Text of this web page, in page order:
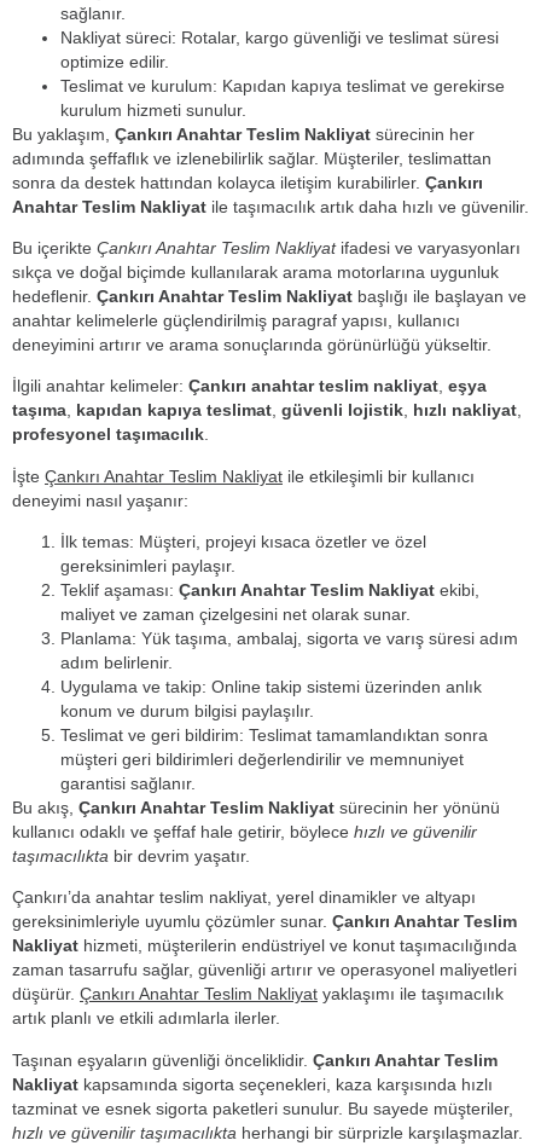
sağlanır.
Nakliyat süreci: Rotalar, kargo güvenliği ve teslimat süresi
optimize edilir.
Teslimat ve kurulum: Kapıdan kapıya teslimat ve gerekirse
kurulum hizmeti sunulur.
Bu yaklaşım, Çankırı Anahtar Teslim Nakliyat sürecinin her
adımında şeffaflık ve izlenebilirlik sağlar. Müşteriler, teslimattan
sonra da destek hattından kolayca iletişim kurabilirler. Çankırı
Anahtar Teslim Nakliyat ile taşımacılık artık daha hızlı ve güvenilir.
Bu içerikte Çankırı Anahtar Teslim Nakliyatifadesi ve varyasyonları
sıkça ve doğal biçimde kullanılarak arama motorlarına uygunluk
hedeflenir. Çankırı Anahtar Teslim Nakliyat başlığı ile başlayan ve
anahtar kelimelerle güçlendirilmiş paragraf yapısı, kullanıcı
deneyimini artırır ve arama sonuçlarında görünürlüğü yükseltir.
İlgili anahtar kelimeler: Çankırı anahtar teslim nakliyat, eşya
taşıma, kapıdan kapıya teslimat, güvenli lojistik, hızlı nakliyat,
profesyonel taşımacılık.
İşte Çankırı Anahtar Teslim Nakliyat ile etkileşimli bir kullanıcı
deneyimi nasıl yaşanır:
İlk temas: Müşteri, projeyi kısaca özetler ve özel
gereksinimleri paylaşır.
Teklif aşaması: Çankırı Anahtar Teslim Nakliyat ekibi,
maliyet ve zaman çizelgesini net olarak sunar.
Planlama: Yük taşıma, ambalaj, sigorta ve varış süresi adım
adım belirlenir.
Uygulama ve takip: Online takip sistemi üzerinden anlık
konum ve durum bilgisi paylaşılır.
Teslimat ve geri bildirim: Teslimat tamamlandıktan sonra
müşteri geri bildirimleri değerlendirilir ve memnuniyet
garantisi sağlanır.
Bu akış, Çankırı Anahtar Teslim Nakliyat sürecinin her yönünü
kullanıcı odaklı ve şeffaf hale getirir, böylece hızlı ve güvenilir
taşımacılıkta bir devrim yaşatır.
Çankırı’da anahtar teslim nakliyat, yerel dinamikler ve altyapı
gereksinimleriyle uyumlu çözümler sunar. Çankırı Anahtar Teslim
Nakliyat hizmeti, müşterilerin endüstriyel ve konut taşımacılığında
zaman tasarrufu sağlar, güvenliği artırır ve operasyonel maliyetleri
düşürür. Çankırı Anahtar Teslim Nakliyat yaklaşımı ile taşımacılık
artık planlı ve etkili adımlarla ilerler.
Taşınan eşyaların güvenliği önceliklidir. Çankırı Anahtar Teslim
Nakliyat kapsamında sigorta seçenekleri, kaza karşısında hızlı
tazminat ve esnek sigorta paketleri sunulur. Bu sayede müşteriler,
hızlı ve güvenilir taşımacılıkta herhangi bir sürprizle karşılaşmazlar.